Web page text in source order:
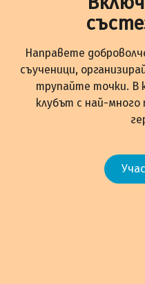
Направете
съученици,
трупайте точки. В
клубът с най-